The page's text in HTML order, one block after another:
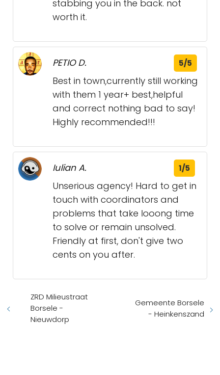
stabbing you in the back. not
worth it.
PETIO D. 5/5
Best in town,currently still working
with them 1 year+ best,helpful
and correct nothing bad to say!
Highly recommended!!!
Iulian A. 1/5
Unserious agency! Hard to get in
touch with coordinators and
problems that take looong time
to solve or remain unsolved.
Friendly at first, don't give two
cents on you after.
ZRD Milieustraat
Borsele -
Nieuwdorp
Gemeente Borsele
- Heinkenszand